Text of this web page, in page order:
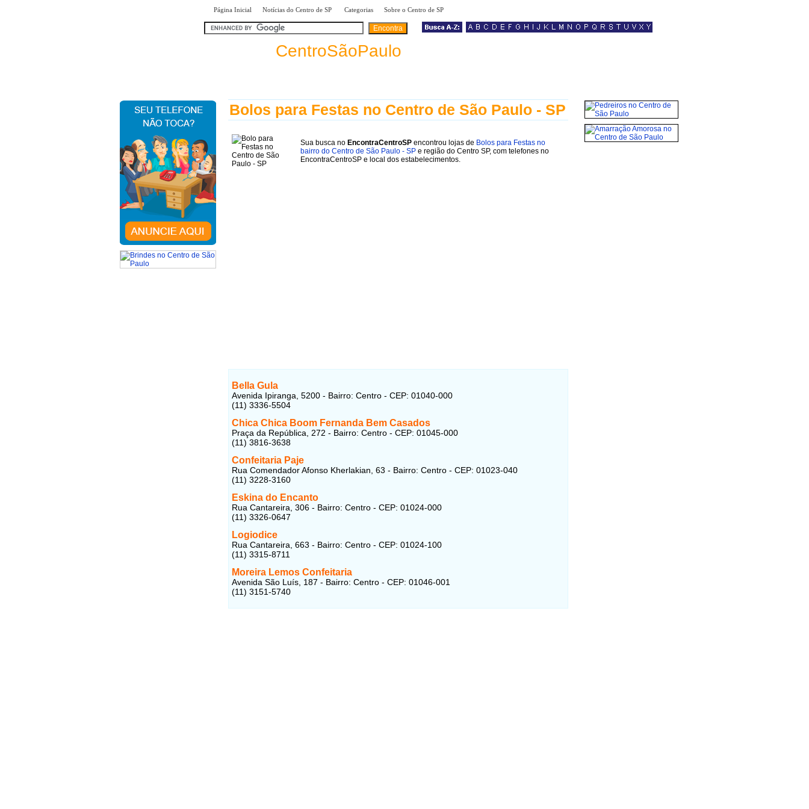
Página Inicial Notícias do Centro de SP Categorias Sobre o Centro de SP
CentroSãoPaulo
Bolos para Festas no Centro de São Paulo - SP
Sua busca no EncontraCentroSP encontrou lojas de Bolos para Festas no
bairro do Centro de São Paulo - SP e região do Centro SP, com telefones no
EncontraCentroSP e local dos estabelecimentos.
Bella Gula
Avenida Ipiranga, 5200 - Bairro: Centro - CEP: 01040-000
(11) 3336-5504
Chica Chica Boom Fernanda Bem Casados
Praça da República, 272 - Bairro: Centro - CEP: 01045-000
(11) 3816-3638
Confeitaria Paje
Rua Comendador Afonso Kherlakian, 63 - Bairro: Centro - CEP: 01023-040
(11) 3228-3160
Eskina do Encanto
Rua Cantareira, 306 - Bairro: Centro - CEP: 01024-000
(11) 3326-0647
Logiodice
Rua Cantareira, 663 - Bairro: Centro - CEP: 01024-100
(11) 3315-8711
Moreira Lemos Confeitaria
Avenida São Luís, 187 - Bairro: Centro - CEP: 01046-001
(11) 3151-5740